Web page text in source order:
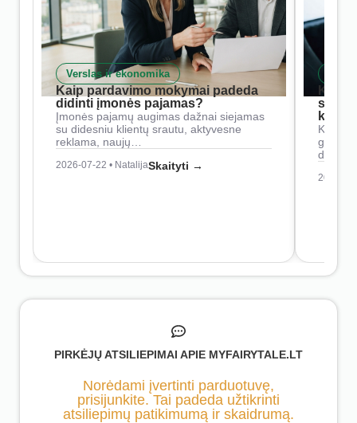
Verslas ir ekonomika
Kaip pardavimo mokymai padeda
didinti įmonės pajamas?
Įmonės pajamų augimas dažnai siejamas
su didesniu klientų srautu, aktyvesne
reklama, naujų…
2026-07-22 • NatalijaSkaityti →
Kaip
2026-
PIRKĖJŲ ATSILIEPIMAI APIE MYFAIRYTALE.LT
Norėdami įvertinti parduotuvę,
prisijunkite. Tai padeda užtikrinti
atsiliepimų patikimumą ir skaidrumą.